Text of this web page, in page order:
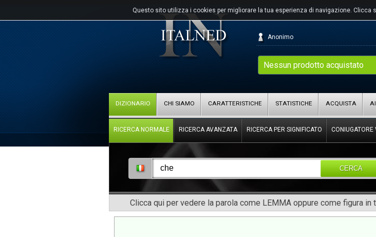
Questo sito utilizza i cookies per migliorare la tua esperienza di navigazione. Clicca
Nessun prodotto acquistato
Anonimo
DIZIONARIO CHI SIAMO CARATTERISTICHE STATISTICHE ACQUISTA
RICERCA NORMALE RICERCA AVANZATA RICERCA PER SIGNIFICATO CONIUGATORE
CERCA
Clicca qui per vedere la parola come LEMMA oppure come figura in